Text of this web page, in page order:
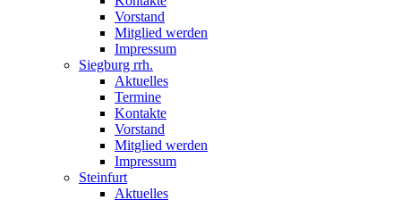
Vorstand
Mitglied werden
Impressum
Siegburg rrh.
Aktuelles
Termine
Kontakte
Vorstand
Mitglied werden
Impressum
Steinfurt
Aktuelles